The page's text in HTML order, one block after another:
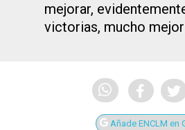
mejorar,
victorias, mucho
Añade ENCLM en